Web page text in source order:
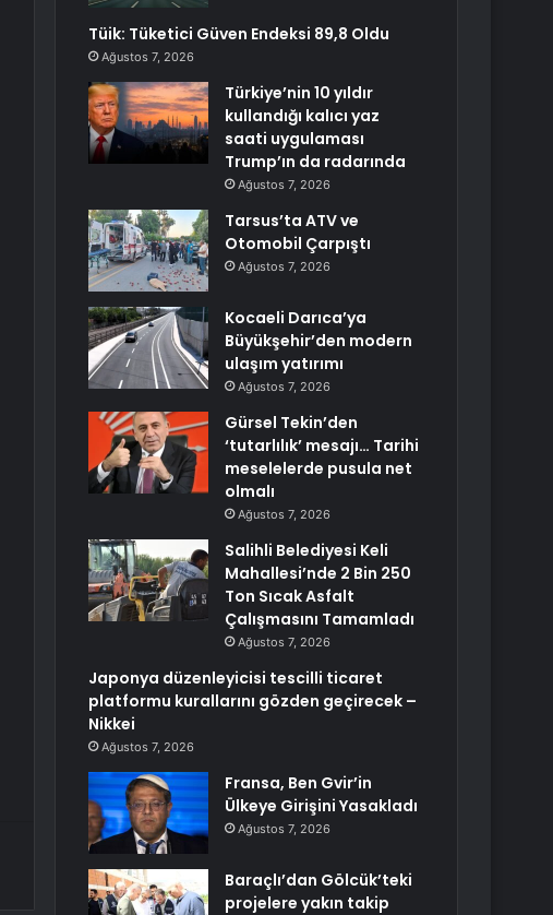
Tüik: Tüketici Güven Endeksi 89,8 Oldu
Ağustos 7, 2026
Türkiye’nin 10 yıldır
kullandığı kalıcı yaz
saati uygulaması
Trump’ın da radarında
Ağustos 7, 2026
Tarsus’ta ATV ve
Otomobil Çarpıştı
Ağustos 7, 2026
Kocaeli Darıca’ya
Büyükşehir’den modern
ulaşım yatırımı
Ağustos 7, 2026
Gürsel Tekin’den
‘tutarlılık’ mesajı… Tarihi
meselelerde pusula net
olmalı
Ağustos 7, 2026
Salihli Belediyesi Keli
Mahallesi’nde 2 Bin 250
Ton Sıcak Asfalt
Çalışmasını Tamamladı
Ağustos 7, 2026
Japonya düzenleyicisi tescilli ticaret
platformu kurallarını gözden geçirecek –
Nikkei
Ağustos 7, 2026
Fransa, Ben Gvir’in
Ülkeye Girişini Yasakladı
Ağustos 7, 2026
Baraçlı’dan Gölcük’teki
projelere yakın takip